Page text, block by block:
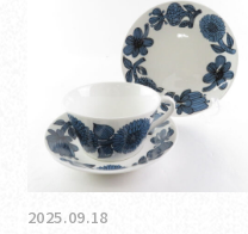
2025.09.18